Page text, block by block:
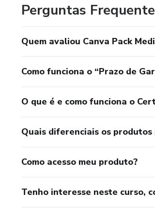
Perguntas
Quem avaliou Canva Pack
Como funciona o “Prazo de
O que é e como funciona o
Quais diferenciais os produtos
Como acesso meu produto?
Tenho interesse neste curso,